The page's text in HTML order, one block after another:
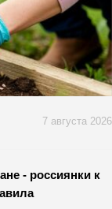
7 августа 2026
- россиянки к